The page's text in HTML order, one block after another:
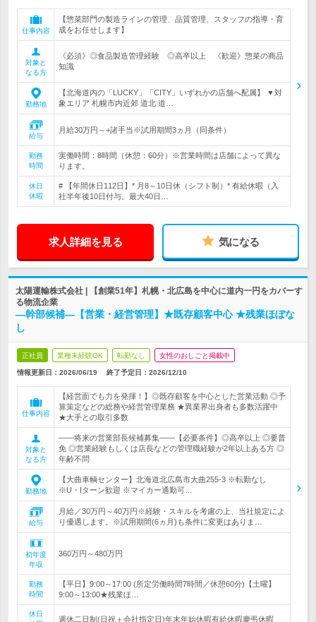
仕事内容
【惣菜部門の製造ラインの管理、品質管理、スタッフの指導・育
成をお任せします】
対象と
なる方
《必須》◎食品製造管理経験 ◎高卒以上 《歓迎》惣菜の商品
知識
勤務地
【北海道内の「LUCKY」「CITY」いずれかの店舗へ配属】 ▼対
象エリア 札幌市内近郊 道北 道…
給与
月給30万円～+諸手当※試用期間3ヵ月（同条件）
勤務
時間
実働時間：8時間（休憩：60分）※営業時間は店舗によって異な
ります。
休日
休暇
# 【年間休日112日】* 月8～10日休（シフト制）* 有給休暇（入
社半年後10日付与。最大40日…
求人詳細を見る 気になる
太陽運輸株式会社 | 【創業51年】札幌・北広島を中心に道内一円をカバーす
る物流企業
―幹部候補―【営業・経営管理】★既存顧客中心 ★残業ほぼな
し
正社員 業種未経験OK 転勤なし 女性のおしごと掲載中
情報更新日：2026/06/19 終了予定日： 2026/12/10
仕事内容
【経営面でも力を発揮！】◎既存顧客を中心とした営業活動 ◎予
算策定などの総務や経営管理業務 ★異業界出身者も多数活躍中
★大手との取引多数
対象と
なる方
――将来の営業部長候補募集――【必要条件】◎高卒以上 ◎要普
免 ◎営業経験もしくは店長などの管理職経験が2年以上ある方 ◎
年齢不問
勤務地
【大曲車輌センター】北海道北広島市大曲255-3 ※転勤なし
※U・Iターン歓迎 ※マイカー通勤可…
給与
月給／30万円～40万円※経験・スキルを考慮の上、当社規定によ
り優遇します。※試用期間(6ヵ月)も条件に変更はありま…
初年度
年収
360万円～480万円
勤務
時間
【平日】9:00～17:00 (所定労働時間7時間／休憩60分)【土曜】
9:00～13:00★残業ほ…
休日
週休二日制(日祝＋会社指定日)年末年始休暇有給休暇慶弔休暇